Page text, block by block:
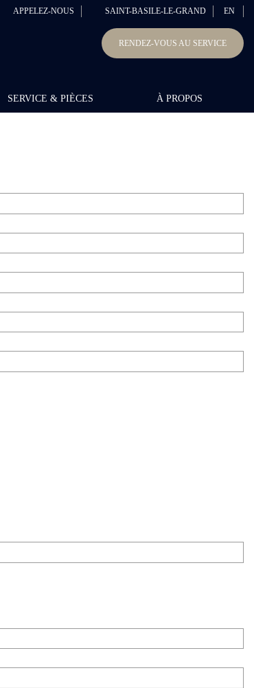
APPELEZ-NOUS SAINT-BASILE-LE-GRAND EN
RENDEZ-VOUS AU SERVICE
SERVICE & PIÈCES À PROPOS